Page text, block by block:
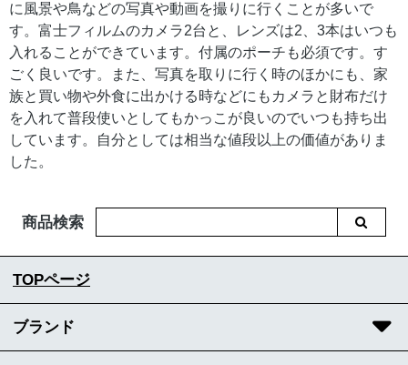
に風景や鳥などの写真や動画を撮りに行くことが多いで
す。富士フィルムのカメラ2台と、レンズは2、3本はいつも
入れることができています。付属のポーチも必須です。す
ごく良いです。また、写真を取りに行く時のほかにも、家
族と買い物や外食に出かける時などにもカメラと財布だけ
を入れて普段使いとしてもかっこが良いのでいつも持ち出
しています。自分としては相当な値段以上の価値がありま
した。
商品検索
TOPページ
ブランド